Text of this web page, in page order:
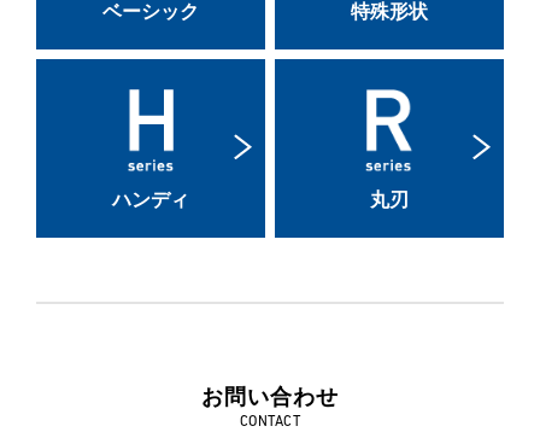
ベーシック 特殊形状
ハンディ 丸刃
お問い合わせ
CONTACT